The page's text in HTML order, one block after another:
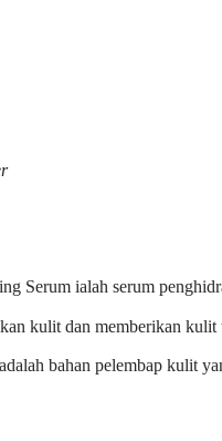
Serum ialah serum
kulit dan memberikan kulit
bahan pelembap kulit